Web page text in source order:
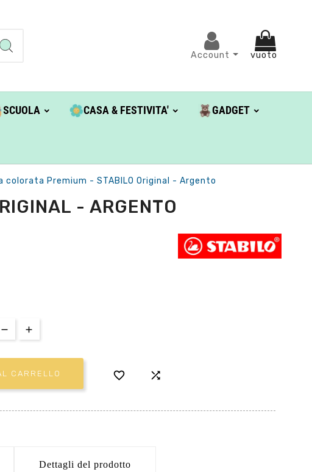
Account vuoto
SCUOLA CASA & FESTIVITA' GADGET
colorata Premium - STABILO Original - Argento
- ARGENTO
CARRELLO  
Dettagli del prodotto